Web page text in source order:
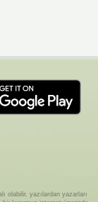
olabilir. yazılardan yazarları